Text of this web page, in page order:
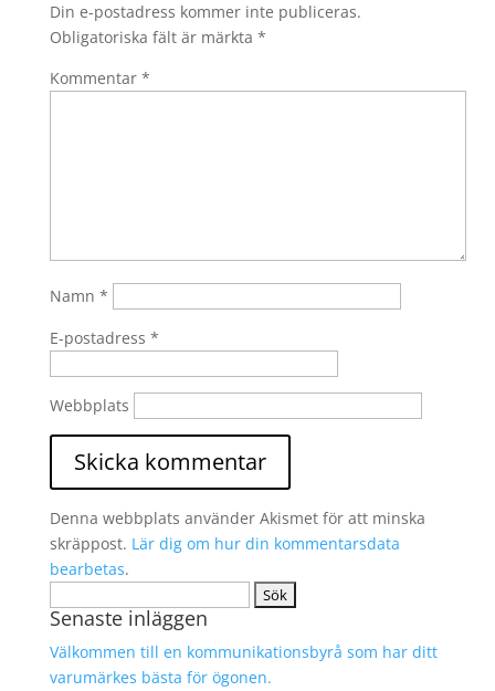
Din e-postadress kommer inte publiceras.
Obligatoriska fält är märkta *
Kommentar *
Namn *
E-postadress *
Webbplats
Denna webbplats använder Akismet för att minska
skräppost. Lär dig om hur din kommentarsdata
bearbetas.
efter:
Senaste inläggen
Välkommen till en kommunikationsbyrå som har ditt
varumärkes bästa för ögonen.